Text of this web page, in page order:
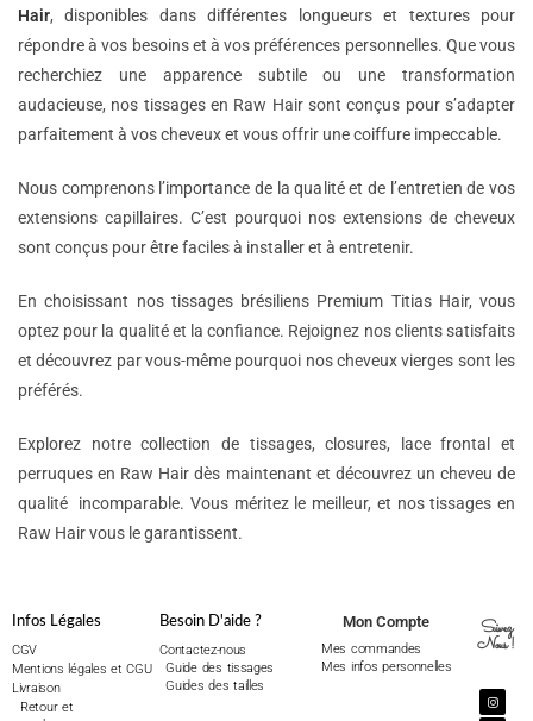
Hair, disponibles dans différentes longueurs et textures pour
répondre à vos besoins et à vos préférences personnelles. Que vous
recherchiez une apparence subtile ou une transformation
audacieuse, nos tissages en Raw Hair sont conçus pour s’adapter
parfaitement à vos cheveux et vous offrir une coiffure impeccable.
Nous comprenons l’importance de la qualité et de l’entretien de vos
extensions capillaires. C’est pourquoi nos extensions de cheveux
sont conçus pour être faciles à installer et à entretenir.
En choisissant nos tissages brésiliens Premium Titias Hair, vous
optez pour la qualité et la confiance. Rejoignez nos clients satisfaits
et découvrez par vous-même pourquoi nos cheveux vierges sont les
préférés.
Explorez notre collection de tissages, closures, lace frontal et
perruques en Raw Hair dès maintenant et découvrez un cheveu de
qualité incomparable. Vous méritez le meilleur, et nos tissages en
Raw Hair vous le garantissent.
Infos Légales
CGV
Mentions légales et CGU
Livraison
Retour et
Besoin D'aide ?
Contactez-nous
Guide des tissages
Guides des tailles
Mon Compte
Mes commandes
Mes infos personnelles
Suivez
Nous !